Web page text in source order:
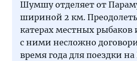
Шумшу отделяет от
шириной 2 км.
катерах местных рыбаков
с ними несложно
время года для поездки